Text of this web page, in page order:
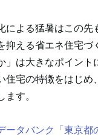
による猛暑はこの
抑える省エネ住宅
」は大きなポイン
住宅の特徴をはじ
ます。
ータバンク「東京都